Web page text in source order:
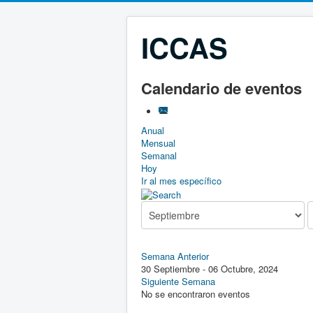
ICCAS
Calendario de eventos
Anual
Mensual
Semanal
Hoy
Ir al mes específico
Semana Anterior
30 Septiembre - 06 Octubre, 2024
Siguiente Semana
No se encontraron eventos